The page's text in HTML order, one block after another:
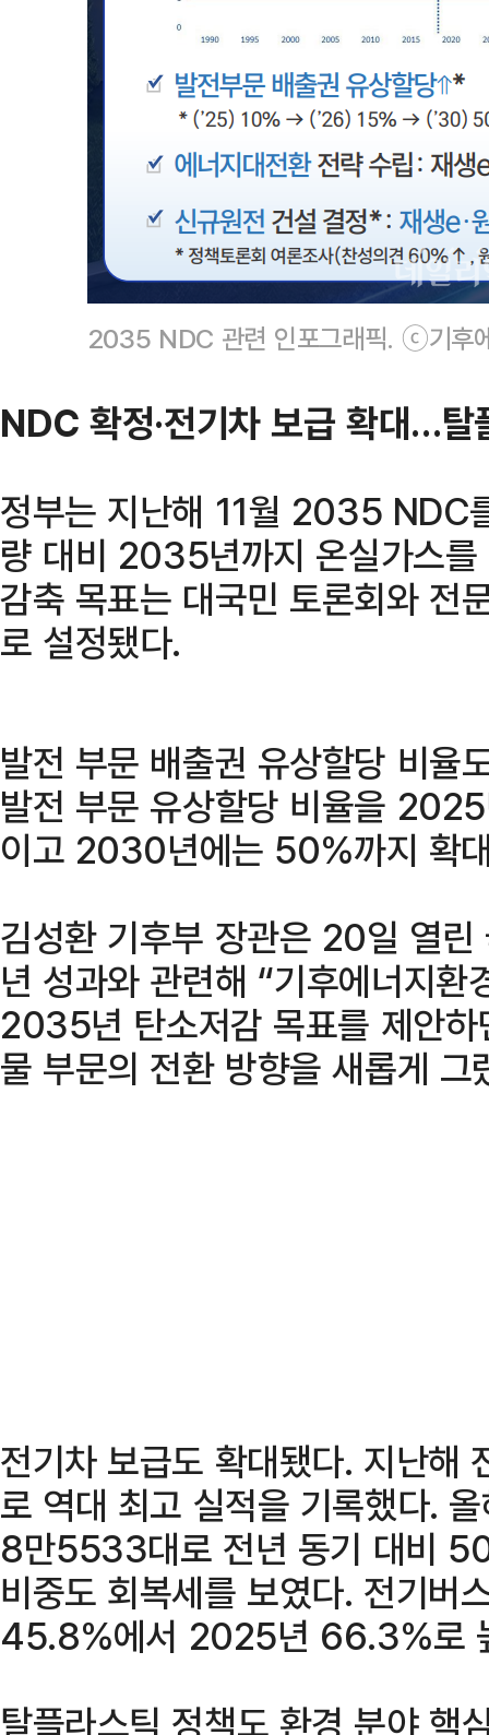
2035 NDC 관련 인포그래픽. ⓒ기후
NDC 확정·전기차 보급 확대…탈
정부는 지난해 11월 2035 NDC
량 대비 2035년까지 온실가스
감축 목표는 대국민 토론회와 전
로 설정됐다.
발전 부문 배출권 유상할당 비율
발전 부문 유상할당 비율을
이고 2030년에는 50%까지 확
김성환 기후부 장관은 20일 열
년 성과와 관련해 “기후에너지
2035년 탄소저감 목표를 제안
물 부문의 전환 방향을 새롭게 그
전기차 보급도 확대됐다. 지난
로 역대 최고 실적을 기록했다.
8만5533대로 전년 동기 대비
비중도 회복세를 보였다. 전기
45.8%에서 2025년 66.3%로
탈플라스틱 정책도 환경 분야 핵